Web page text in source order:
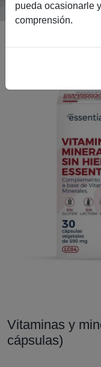
Vitaminas y
cápsulas)
pueda ocasionarle
comprensión.